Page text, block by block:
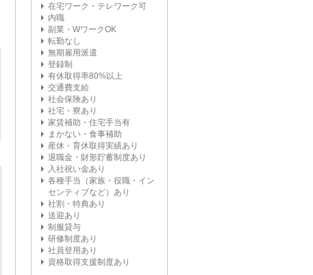
在宅ワーク・テレワーク可
内職
副業・WワークOK
転勤なし
無期雇用派遣
登録制
有休取得率80%以上
交通費支給
社会保険あり
社宅・寮あり
家賃補助・住宅手当有
まかない・食事補助
産休・育休取得実績あり
退職金・財形貯蓄制度あり
入社祝い金あり
各種手当（家族・役職・イン
センティブなど）あり
社割・特典あり
送迎あり
制服貸与
研修制度あり
社員登用あり
資格取得支援制度あり